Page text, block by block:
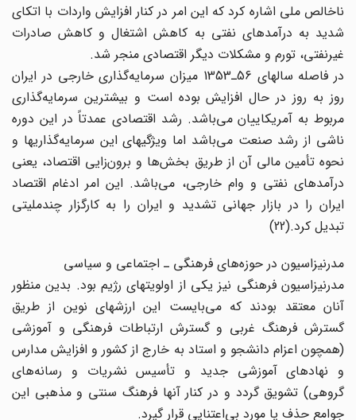
ناخالص ملی اشاره کرد که این امر در کنار افزایش واردات با اتکای
شدید به درآمدهای نفتی به کاهش اشتغال و کاهش صادرات
غیرنفتی، تورم و مشکلات دیگر اقتصادی منجر شد.
در فاصله سالهای 56ـ1353 میزان سرمایه‌گذاری خارجی در ایران
روز به روز در حال افزایش بوده است و بیشترین سرمایه‌گذاری
مربوط به آمریکاییان می‌باشد. رشد اقتصادی عمدتاً در این دوره
ناشی از رشد صنعت می‌باشد اما ویژگیهای این سرمایه‌گذاریها و
نحوه تأمین مالی آن از طریق بخش‌ها و برون‌زایی اقتصاد، یعنی
درآمدهای نفتی و وام خارجی، می‌باشد. این امر ادغام اقتصاد
ایران را در بازار جهانی تشدید و ایران را به کارگزار چندملیتی
تبدیل کرد.(22)
مدرنیزاسیون در حوزه‌های فرهنگی ـ اجتماعی و سیاسی
مدرنیزاسیون فرهنگی نیز یکی از اولویتهای رژیم بود. بدین منظور
آنان معتقد بودند که می‌بایست این ارزشهای نوین از طریق
گسترش فرهنگ غربی و گسترش ارتباطات فرهنگی و آموزشی
(همچون اعزام دانشجو و استاد به خارج از کشور و افزایش مدارس
و نهادهای آموزشی جدید و تأسیس نشریات و رسانه‌های
گروهی) تشویق گردد و در کنار آنها فرهنگ سنتی و مذهبی این
جوامع حذف یا مورد بی‌اعتنایی قرار گیرد.